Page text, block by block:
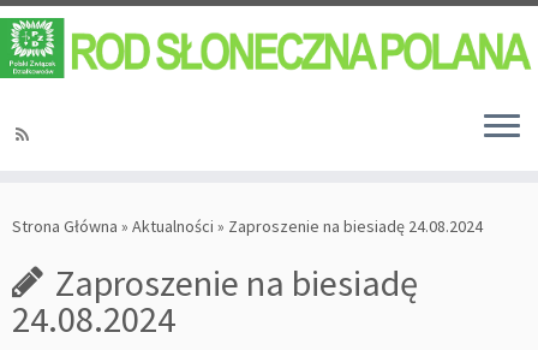
Strona Główna » Aktualności » Zaproszenie na biesiadę 24.08.2024
Zaproszenie na biesiadę
24.08.2024